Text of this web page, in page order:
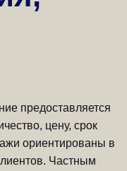
предоставляется
цену, срок
ориентированы в
Частным